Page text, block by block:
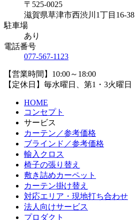
〒525-0025
滋賀県草津市西渋川1丁目16-38
駐車場
あり
電話番号
077-567-1123
【営業時間】10:00～18:00
【定休日】毎水曜日、第1・3火曜日
HOME
コンセプト
サービス
カーテン／参考価格
ブラインド／参考価格
輸入クロス
椅子の張り替え
敷き詰めカーペット
カーテン掛け替え
対応エリア・現地打ち合わせ
法人向けサービス
プロダクト